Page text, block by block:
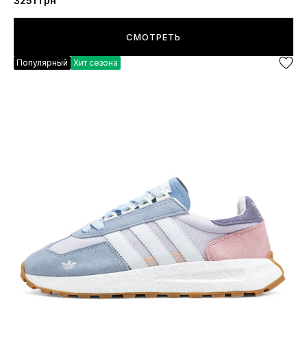
СМОТРЕТЬ
Популярный Хит сезона